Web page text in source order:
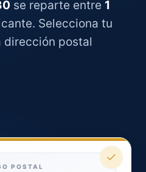
se reparte entre 1
Selecciona tu
dirección postal
POSTAL